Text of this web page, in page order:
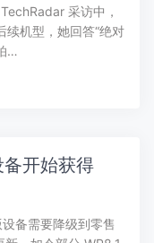
采访中，
机型，她回答“绝对
…
开始获得
备需要降级到零售